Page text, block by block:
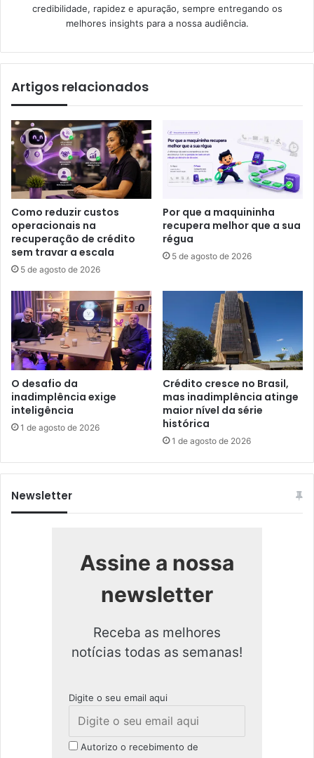
credibilidade, rapidez e apuração, sempre entregando os
melhores insights para a nossa audiência.
Artigos relacionados
Como reduzir custos
operacionais na
recuperação de crédito
sem travar a escala
5 de agosto de 2026
Por que a maquininha
recupera melhor que a sua
régua
5 de agosto de 2026
O desafio da
inadimplência exige
inteligência
1 de agosto de 2026
Crédito cresce no Brasil,
mas inadimplência atinge
maior nível da série
histórica
1 de agosto de 2026
Newsletter
Assine a nossa
newsletter
Receba as melhores
notícias todas as semanas!
Digite o seu email aqui
Autorizo o recebimento de